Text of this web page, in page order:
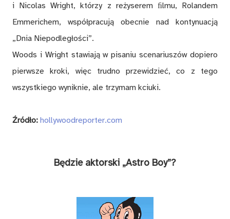
i Nicolas Wright, którzy z reżyserem ﬁlmu, Rolandem
Emmerichem, współpracują obecnie nad kontynuacją
„Dnia Niepodległości”.
Woods i Wright stawiają w pisaniu scenariuszów dopiero
pierwsze kroki, więc trudno przewidzieć, co z tego
wszystkiego wyniknie, ale trzymam kciuki.
Źródło: hollywoodreporter.com
Będzie aktorski „Astro Boy”?